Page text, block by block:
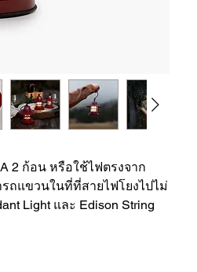
2 ก้อน หรือใช้ไฟตรงจาก
ถแขวนในที่ที่สายไฟโยงไปไม่
Light และ Edison String